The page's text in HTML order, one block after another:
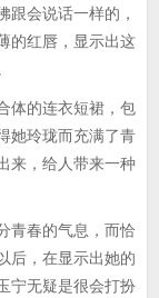
跟会说话一样的，
的红唇，显示出这
的连衣短裙，包
她玲珑而充满了青
来，给人带来一种
春的气息，而恰
后，在显示出她的
宁无疑是很会打扮